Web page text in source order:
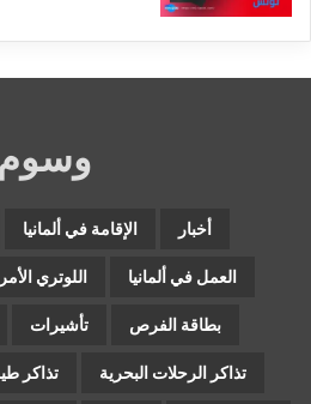
وسوم
أخبار الإقامة في ألمانيا
العمل في ألمانيا اللوتري
بطاقة الفرص تأشيرات
تذاكر الرحلات البحرية تذاكر